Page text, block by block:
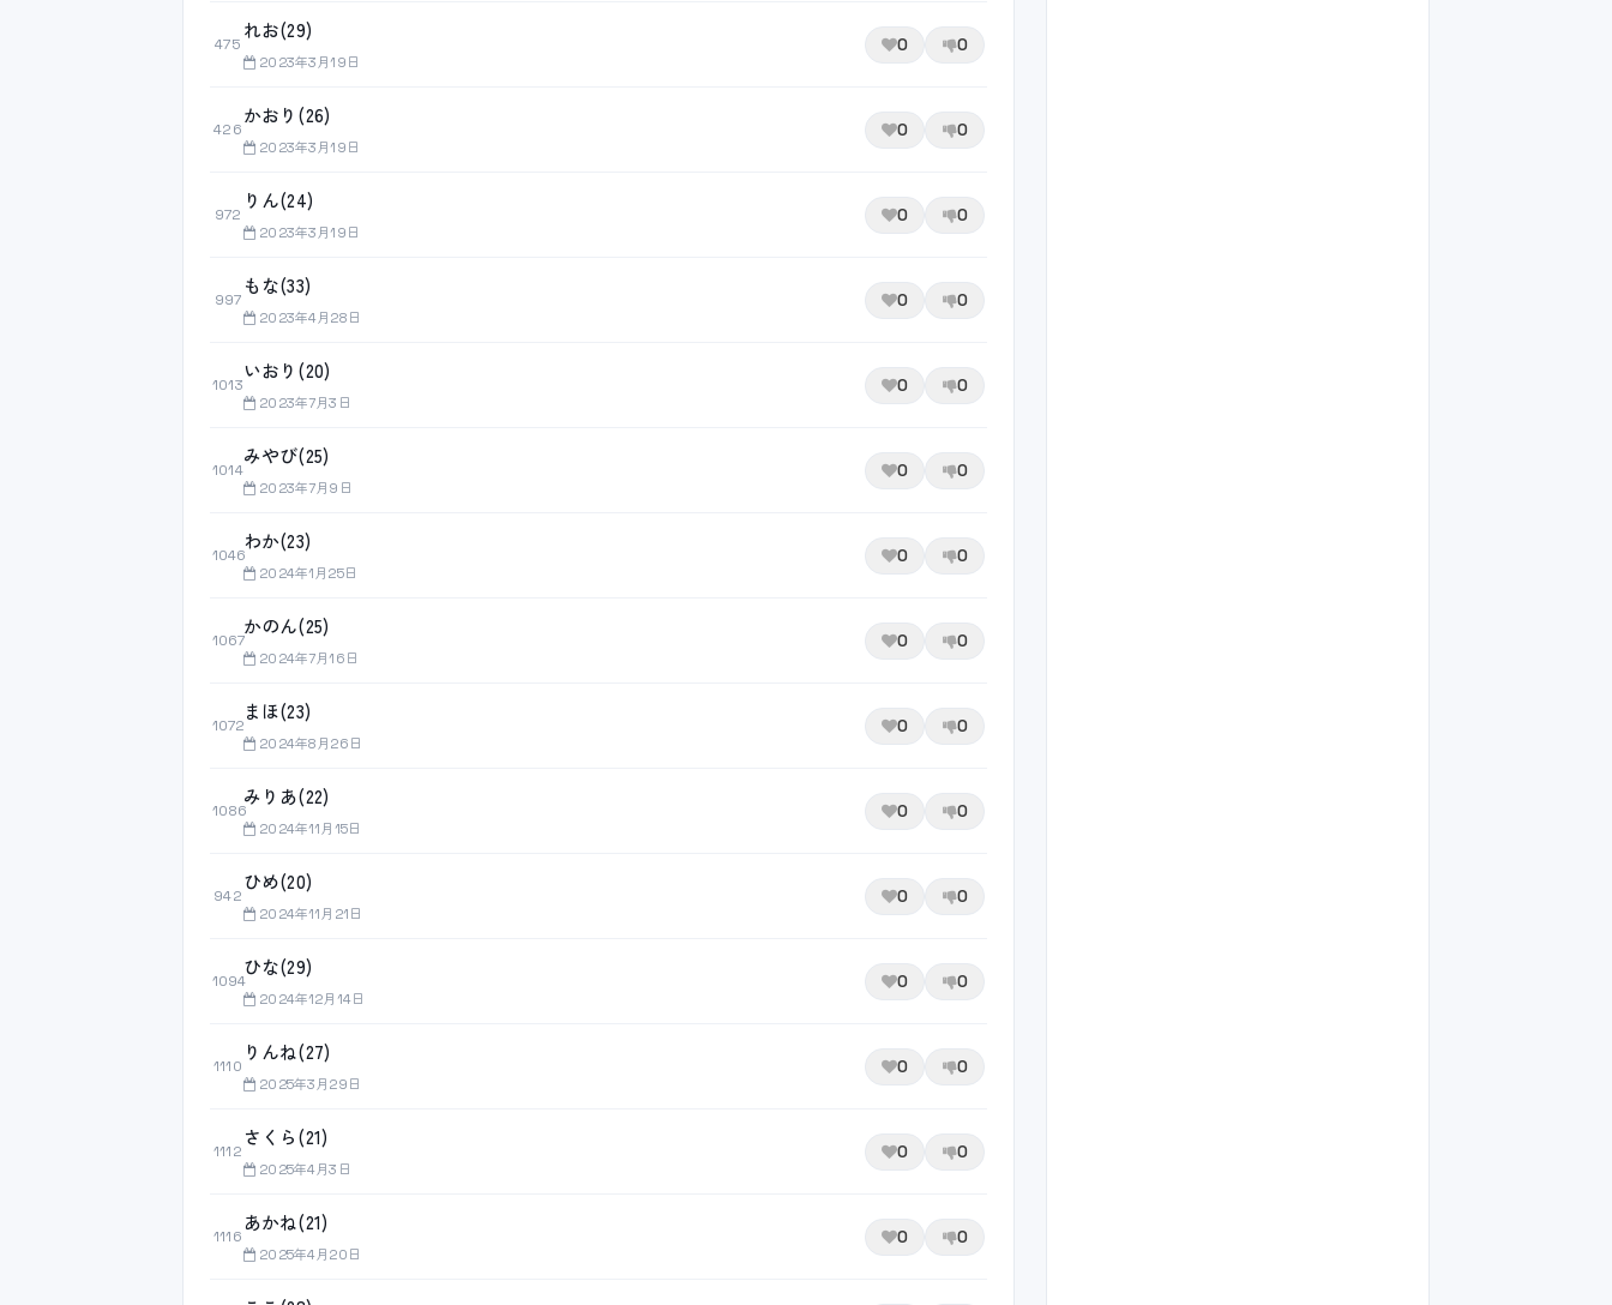
475
れお(29)
2023年3月19日
0 0
426
かおり(26)
2023年3月19日
0 0
972
りん(24)
2023年3月19日
0 0
997
もな(33)
2023年4月28日
0 0
1013
いおり(20)
2023年7月3日
0 0
1014
みやび(25)
2023年7月9日
0 0
1046
わか(23)
2024年1月25日
0 0
1067
かのん(25)
2024年7月16日
0 0
1072
まほ(23)
2024年8月26日
0 0
1086
みりあ(22)
2024年11月15日
0 0
942
ひめ(20)
2024年11月21日
0 0
1094
ひな(29)
2024年12月14日
0 0
1110
りんね(27)
2025年3月29日
0 0
1112
さくら(21)
2025年4月3日
0 0
1116
あかね(21)
2025年4月20日
0 0